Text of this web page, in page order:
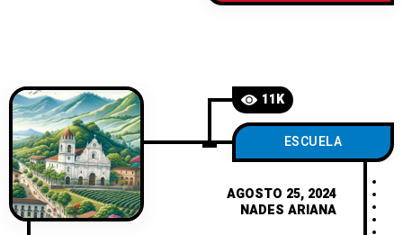
En su parte oeste limita con el Océano
11K
ESCUELA
AGOSTO 25, 2024
NADES ARIANA